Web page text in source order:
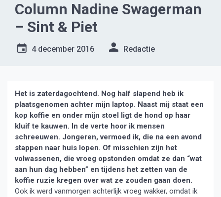
Column Nadine Swagerman
– Sint & Piet
4 december 2016 Redactie
Het is zaterdagochtend. Nog half slapend heb ik
plaatsgenomen achter mijn laptop. Naast mij staat een
kop koffie en onder mijn stoel ligt de hond op haar
kluif te kauwen. In de verte hoor ik mensen
schreeuwen. Jongeren, vermoed ik, die na een avond
stappen naar huis lopen. Of misschien zijn het
volwassenen, die vroeg opstonden omdat ze dan “wat
aan hun dag hebben” en tijdens het zetten van de
koffie ruzie kregen over wat ze zouden gaan doen.
Ook ik werd vanmorgen achterlijk vroeg wakker, omdat ik